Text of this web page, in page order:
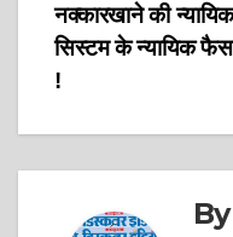
नक्कारखाने की
सिस्टम के न्यायिक
!
By